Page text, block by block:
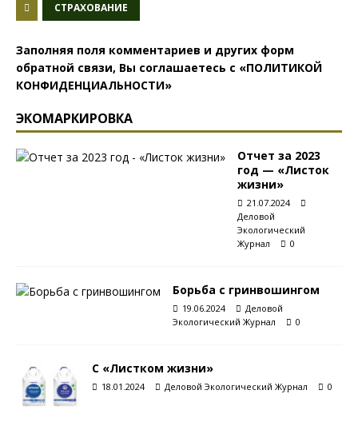
СТРАХОВАНИЕ
Заполняя поля комментариев и других форм
обратной связи, Вы соглашаетесь с «ПОЛИТИКОЙ
КОНФИДЕНЦИАЛЬНОСТИ»
ЭКОМАРКИРОВКА
Отчет за 2023
год — «Листок
жизни»
21.07.2024
Деловой
Экологический
Журнал
0
Борьба с гринвошингом
19.06.2024
Деловой
Экологический Журнал
0
С «Листком жизни»
18.01.2024 Деловой Экологический Журнал 0